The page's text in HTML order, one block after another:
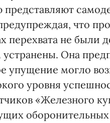
представляют
что
перехвата не были
устранены. Она
упущение могло
уровня
«Железного
оборонительных